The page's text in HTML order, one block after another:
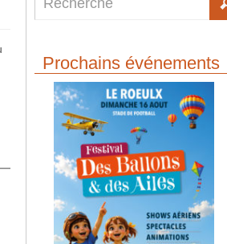
Prochains événements